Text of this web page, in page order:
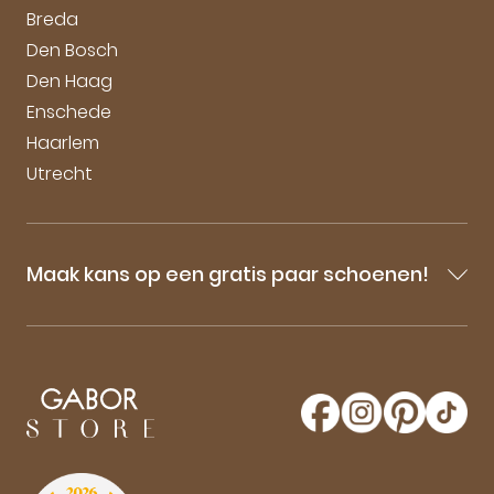
Breda
Den Bosch
Den Haag
Enschede
Haarlem
Utrecht
Maak kans op een gratis paar schoenen!
Blijf op de hoogte van onze sale-aankondigingen,
maak kans op een gratis paar Gabor schoenen!